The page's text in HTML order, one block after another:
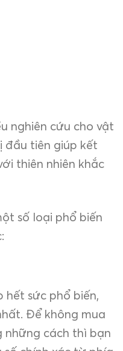
nghiên cứu cho vật
đầu tiên giúp kết
thiên nhiên khắc
số loại phổ biến
hết sức phổ biến,
Để không mua
những cách thì bạn